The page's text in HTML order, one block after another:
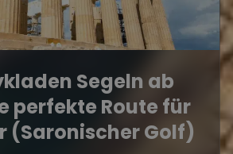
Segeln ab
perfekte Route für
(Saronischer Golf)